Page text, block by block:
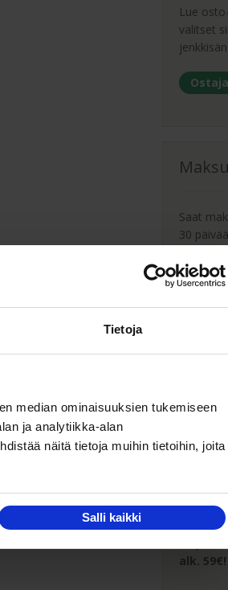
Tietoja
median ominaisuuksien tukemiseen
ja analytiikka-alan
näitä tietoja muihin tietoihin, joita
Salli kaikki
Lue
valitset
Saat
30
Kaluste-
tuotteet
alk. 59€!